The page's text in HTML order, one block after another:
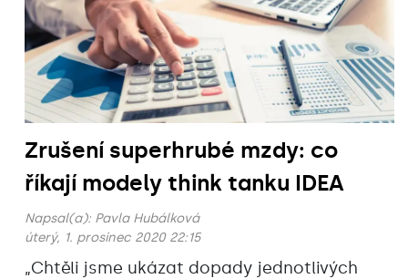
Zrušení superhrubé mzdy: co
říkají modely think tanku IDEA
Napsal(a): Pavla Hubálková
úterý, 1. prosinec 2020 22:15
„Chtěli jsme ukázat dopady jednotlivých